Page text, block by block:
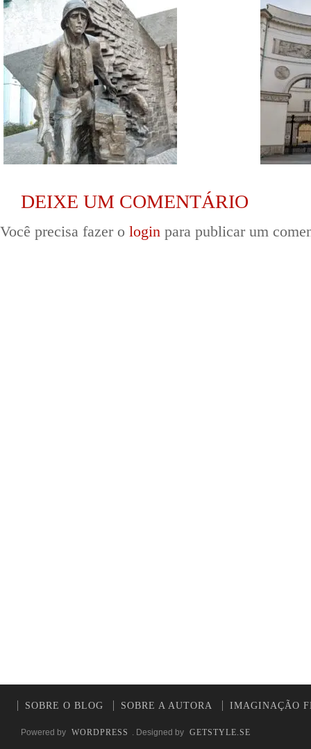
DEIXE UM COMENTÁRIO
Você precisa fazer o login para publicar um
SOBRE O BLOG SOBRE A AUTORA IMAGINAÇÃO
Powered by WORDPRESS . Designed by GETSTYLE.SE